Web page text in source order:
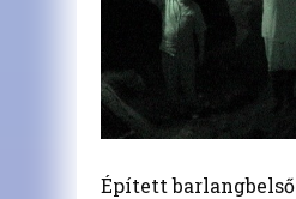
Épített barlangbelső